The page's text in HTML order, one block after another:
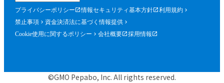
プライバシーポリシー 情報セキュリティ基本方針
利用規約
禁止事項
資金決済法に基づく情報提供
Cookie使用に関するポリシー
会社概要 採用情報
©GMO Pepabo, Inc. All rights reserved.